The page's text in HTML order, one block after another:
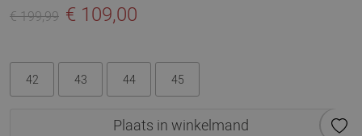
€ 199,99 € 109,00
42 43 44 45
Plaats in winkelmand